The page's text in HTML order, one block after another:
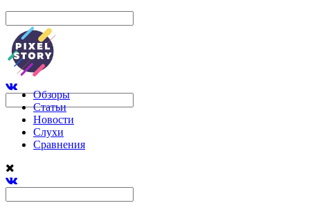
Обзоры
Статьи
Новости
Слухи
Сравнения